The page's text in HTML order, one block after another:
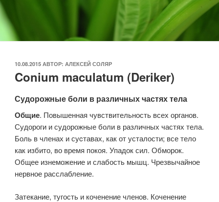
ОПУБЛИКОВАНО
10.08.2015 АВТОР: АЛЕКСЕЙ СОЛЯР
Conium maculatum (Deriker)
Судорожные боли в различных частях тела
Общие. Повышенная чувствительность всех органов.
Судороги и судорожные боли в различных частях тела.
Боль в членах и суcтавах, как от усталости; все тело
как избито, во время покоя. Упадок сил. Обморок.
Общее изнеможение и слабость мышц. Чрезвычайное
нервное расслабление.
Затекание, тугость и коченение членов. Коченение